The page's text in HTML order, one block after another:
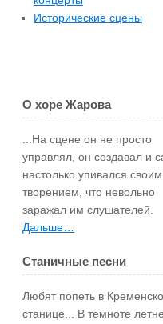
Исторические сцены
О хоре Жарова
...На сцене он не просто
управлял, он создавал и
настолько упи­вался своим
творением, что невольно
зара­жал им слушателей.
Дальше…
Станичные песни
Любят попеть в
станице... В темноте